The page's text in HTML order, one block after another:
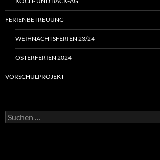
FERIENBETREUUNG
WEIHNACHTSFERIEN 23/24
OSTERFERIEN 2024
VORSCHULPROJEKT
Suchen
nach: